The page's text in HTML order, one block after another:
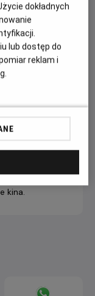
ZŁ 49,90 ZŁ
kina.
dokładnych
lub dostęp do
reklam i